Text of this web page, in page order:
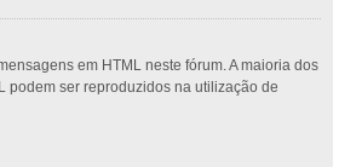
em HTML neste fórum. A maioria dos
podem ser reproduzidos na utilização de